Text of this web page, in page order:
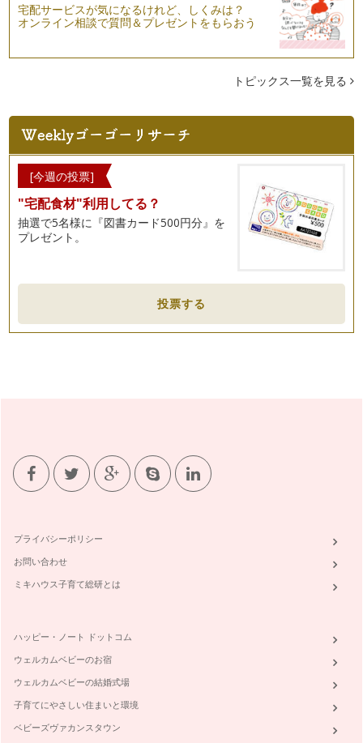
宅配サービスが気になるけれど、しくみは？
オンライン相談で質問＆プレゼントをもらおう
トピックス一覧を見る
[今週の投票]
"宅配食材"利用してる？
抽選で5名様に『図書カード500円分』を
プレゼント。
投票する
プライバシーポリシー
お問い合わせ
ミキハウス子育て総研とは
ハッピー・ノート ドットコム
ウェルカムベビーのお宿
ウェルカムベビーの結婚式場
子育てにやさしい住まいと環境
ベビーズヴァカンスタウン